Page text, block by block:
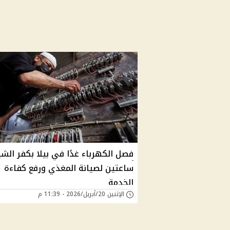
فصل الكهرباء غدًا في بيلا بكفر
ساعتين لصيانة المغذي ورفع كفاءة
الخدمة
الإثنين 20/أبريل/2026 - 11:39 م